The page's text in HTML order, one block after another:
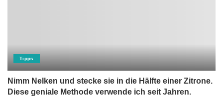
Tipps
Nimm Nelken und stecke sie in die Hälfte einer Zitrone.
Diese geniale Methode verwende ich seit Jahren.